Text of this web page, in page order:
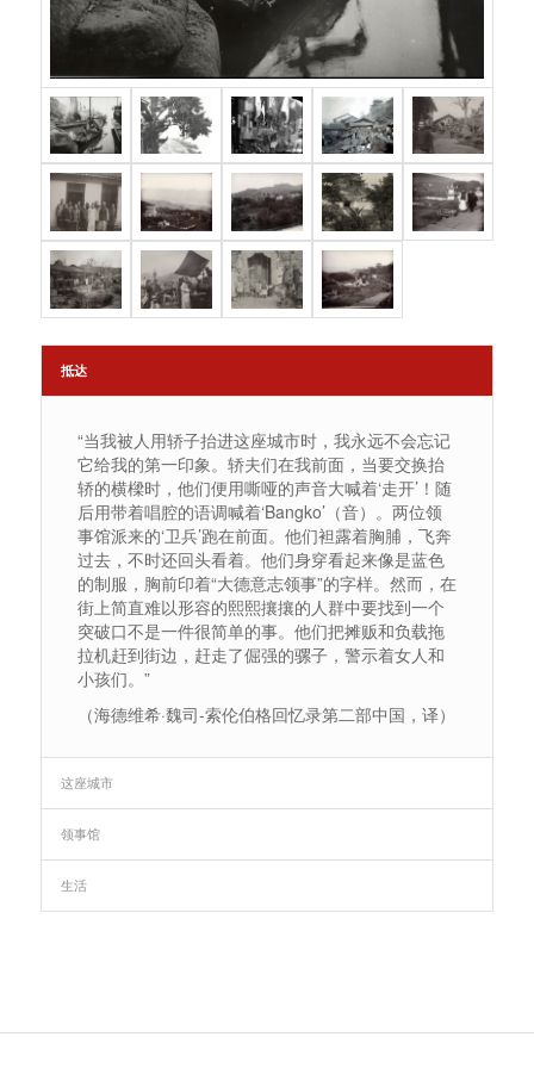
抵达
“当我被人用轿子抬进这座城市时，我永远不会忘记
它给我的第一印象。轿夫们在我前面，当要交换抬
轿的横樑时，他们便用嘶哑的声音大喊着‘走开’！随
后用带着唱腔的语调喊着‘Bangko’（音）。两位领
事馆派来的‘卫兵’跑在前面。他们袒露着胸脯，飞奔
过去，不时还回头看着。他们身穿看起来像是蓝色
的制服，胸前印着“大德意志领事”的字样。然而，在
街上简直难以形容的熙熙攘攘的人群中要找到一个
突破口不是一件很简单的事。他们把摊贩和负载拖
拉机赶到街边，赶走了倔强的骡子，警示着女人和
小孩们。”
（海德维希·魏司-索伦伯格回忆录第二部中国，译）
这座城市
领事馆
生活